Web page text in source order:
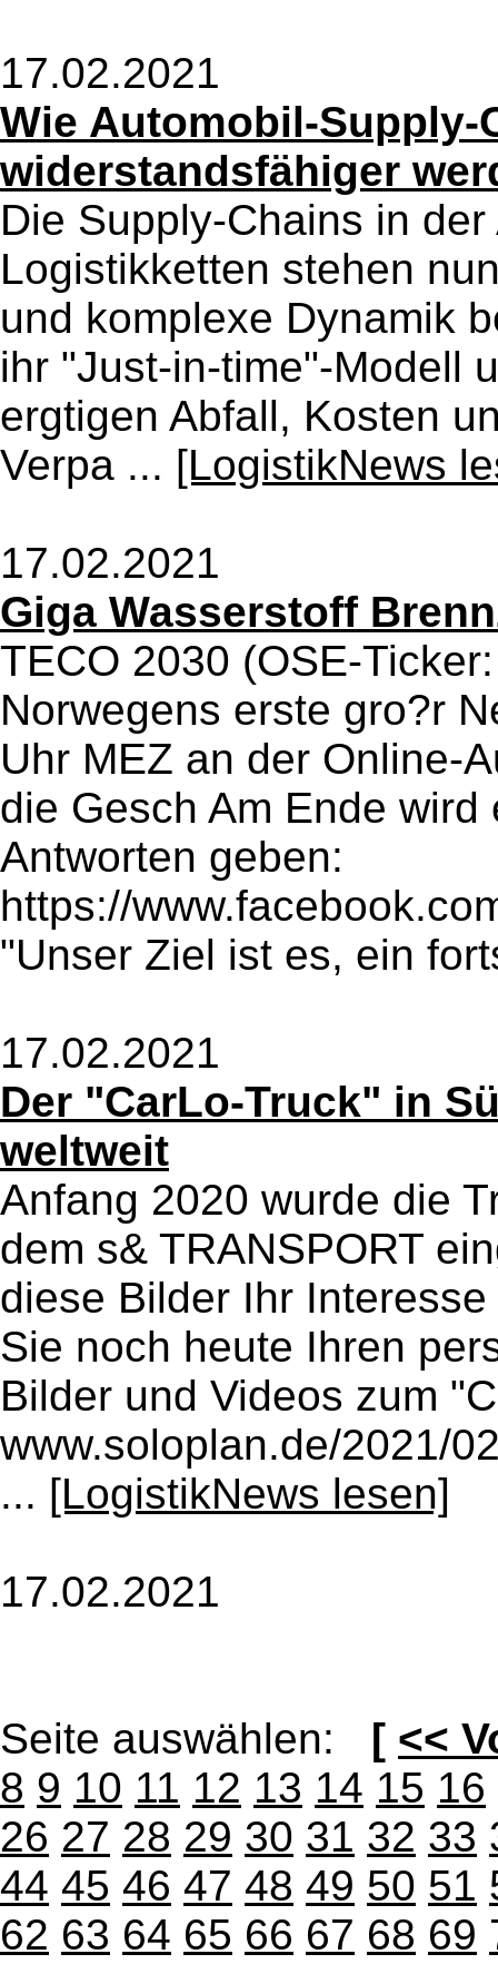
17.02.2021
Wie Automobil-
widerstandsfähiger
Die Supply-Chains in
Logistikketten stehen
und komplexe Dynamik
ihr "Just-in-time"-Modell
ergtigen Abfall, Kosten
Verpa ... [LogistikNews
17.02.2021
Giga Wasserstoff
TECO 2030 (OSE-
Norwegens erste gro?r
Uhr MEZ an der Online-
die Gesch Am Ende
Antworten geben:
https://
"Unser Ziel ist es, ein
17.02.2021
Der "CarLo-Truck" in
weltweit
Anfang 2020 wurde die
dem s& TRANSPORT
diese Bilder Ihr
Sie noch heute Ihren
Bilder und Videos zum
www.soloplan.de/2021/
... [LogistikNews lesen]
17.02.2021
Seite auswählen: [ <<
8 9 10 11 12 13 14 15 16
26 27 28 29 30 31 32 33
44 45 46 47 48 49 50 51
62 63 64 65 66 67 68 69